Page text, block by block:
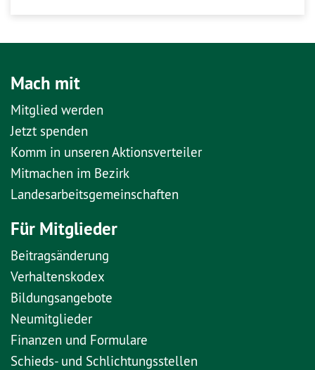
Mach mit
Mitglied werden
Jetzt spenden
Komm in unseren Aktionsverteiler
Mitmachen im Bezirk
Landesarbeitsgemeinschaften
Für Mitglieder
Beitragsänderung
Verhaltenskodex
Bildungsangebote
Neumitglieder
Finanzen und Formulare
Schieds- und Schlichtungsstellen